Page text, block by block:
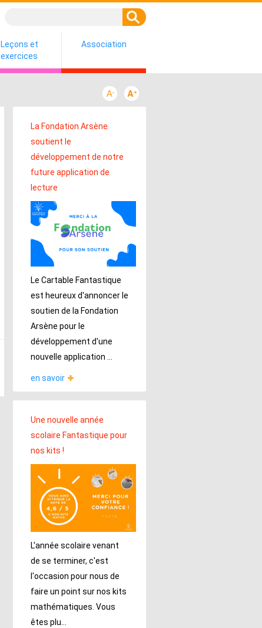
Leçons et
exercices
Association
La Fondation Arsène
soutient le
développement de notre
future application de
lecture
Le Cartable Fantastique
est heureux d'annoncer le
soutien de la Fondation
Arsène pour le
développement d'une
nouvelle application ...
en savoir
Une nouvelle année
scolaire Fantastique pour
nos kits !
L'année scolaire venant
de se terminer, c'est
l'occasion pour nous de
faire un point sur nos kits
mathématiques. Vous
êtes plu...